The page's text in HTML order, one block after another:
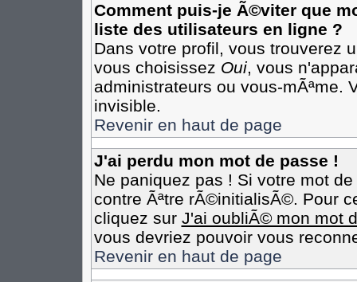
Comment puis-je Ã©viter que
liste des utilisateurs en ligne ?
Dans votre profil, vous trouverez
vous choisissez Oui, vous
administrateurs ou vous-mÃªme.
invisible.
Revenir en haut de page
J'ai perdu mon mot de passe !
Ne paniquez pas ! Si votre mot
contre Ãªtre rÃ©initialisÃ©. Pour
cliquez sur J'ai oubliÃ© mon mot
vous devriez pouvoir vous
Revenir en haut de page